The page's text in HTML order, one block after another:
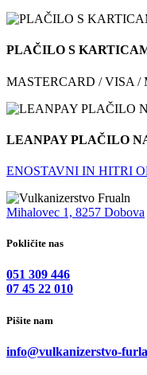
PLAČILO S
MASTERCARD / VISA /
LEANPAY PLAČILO
ENOSTAVNI IN HITRI
Mihalovec 1, 8257 Dobova
Pokličite nas
051 309 446
07 45 22 010
Pišite nam
info@vulkanizerstvo-